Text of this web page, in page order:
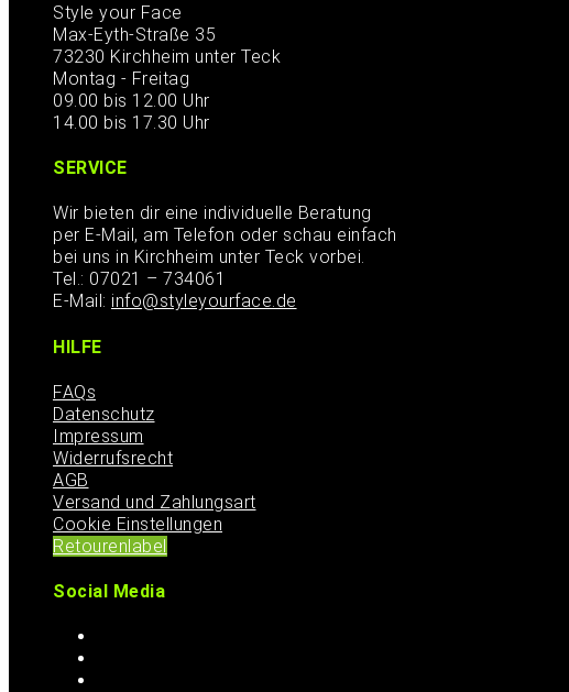
Style your Face
Max-Eyth-Straße 35
73230 Kirchheim unter Teck
Montag - Freitag
09.00 bis 12.00 Uhr
14.00 bis 17.30 Uhr
SERVICE
Wir bieten dir eine individuelle Beratung
per E-Mail, am Telefon oder schau einfach
bei uns in Kirchheim unter Teck vorbei.
Tel.: 07021 – 734061
E-Mail: info@styleyourface.de
HILFE
FAQs
Datenschutz
Impressum
Widerrufsrecht
AGB
Versand und Zahlungsart
Cookie Einstellungen
Retourenlabel
Social Media